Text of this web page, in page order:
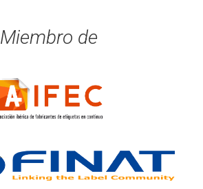
Miembro de